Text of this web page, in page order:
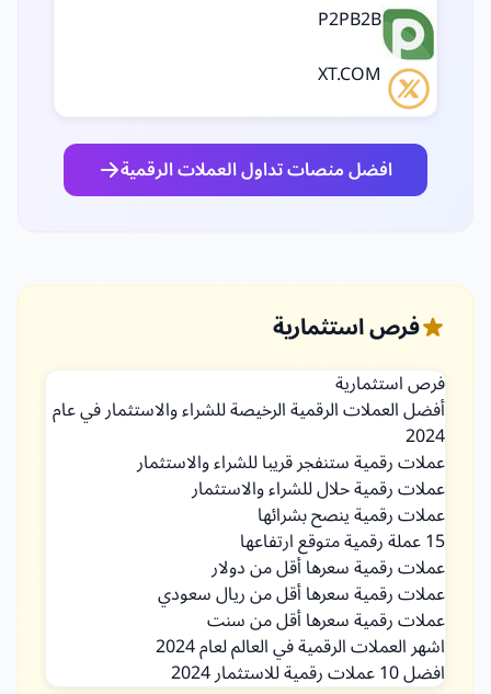
P2PB2B
XT.COM
افضل منصات تداول العملات الرقمية
فرص استثمارية
فرص استثمارية
أفضل العملات الرقمية الرخيصة للشراء والاستثمار في عام
2024
عملات رقمية ستنفجر قريبا للشراء والاستثمار
عملات رقمية حلال للشراء والاستثمار
عملات رقمية ينصح بشرائها
15 عملة رقمية متوقع ارتفاعها
عملات رقمية سعرها أقل من دولار
عملات رقمية سعرها أقل من ريال سعودي
عملات رقمية سعرها أقل من سنت
اشهر العملات الرقمية في العالم لعام 2024
افضل 10 عملات رقمية للاستثمار 2024